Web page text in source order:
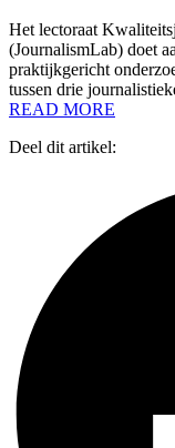
Het lectoraat
(JournalismLab) doet
praktijkgericht
tussen drie
READ MORE
Deel dit artikel: